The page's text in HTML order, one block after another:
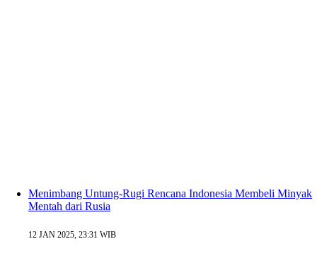
Menimbang Untung-Rugi Rencana Indonesia Membeli Minyak
Mentah dari Rusia
12 JAN 2025, 23:31 WIB